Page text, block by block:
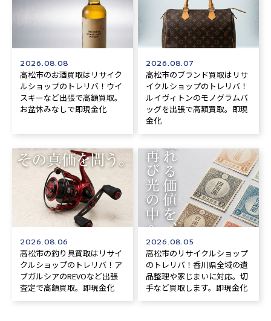
2026.08.08
高松市のお酒買取はリサイク
ルショップのトレリバ！ウイ
スキーなど出張で高額買取。
お盆休みなしで即現金化
2026.08.07
高松市のブランド買取はリサ
イクルショップのトレリバ！
ルイヴィトンのモノグラムバ
ッグを出張で高額買取。即現
金化
2026.08.06
高松市の釣り具買取はリサイ
クルショップのトレリバ！ア
ブガルシアのREVOなど出張
査定で高額買取。即現金化
2026.08.05
高松市のリサイクルショップ
のトレリバ！香川県全域の遺
品整理や家じまいに対応。切
手など買取します。即現金化